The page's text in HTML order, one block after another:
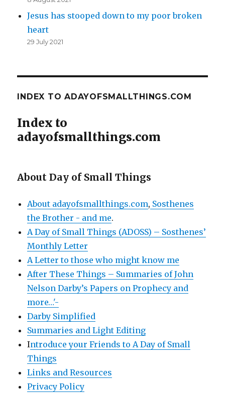
Jesus has stooped down to my poor broken
heart
29 July 2021
INDEX TO ADAYOFSMALLTHINGS.COM
Index to
adayofsmallthings.com
About Day of Small Things
About adayofsmallthings.com, Sosthenes
the Brother - and me.
A Day of Small Things (ADOSS) – Sosthenes’
Monthly Letter
A Letter to those who might know me
After These Things – Summaries of John
Nelson Darby’s Papers on Prophecy and
more…'-
Darby Simplified
Summaries and Light Editing
Introduce your Friends to A Day of Small
Things
Links and Resources
Privacy Policy